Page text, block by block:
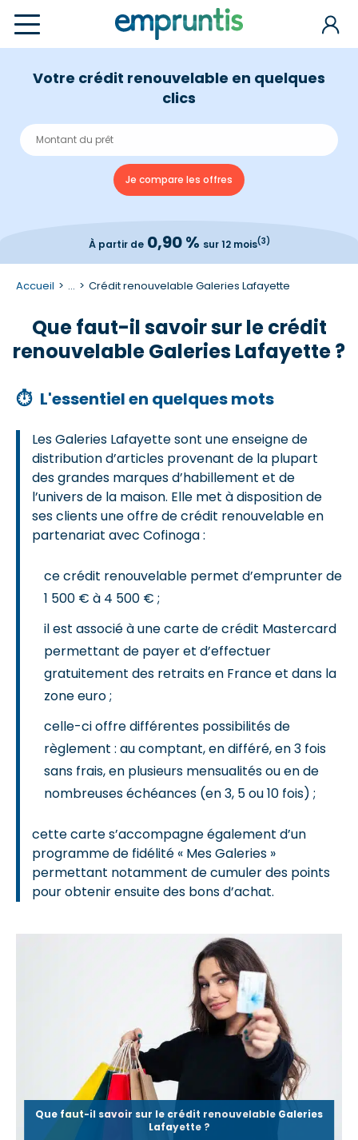
Votre crédit renouvelable en quelques
clics
À partir de0,90 % sur 12 mois(3)
Accueil ... Crédit renouvelable Galeries Lafayette
Que faut-il savoir sur le crédit
renouvelable Galeries Lafayette ?
⏱ L'essentiel en quelques mots
Les Galeries Lafayette sont une enseigne de
distribution d’articles provenant de la plupart
des grandes marques d’habillement et de
l’univers de la maison. Elle met à disposition de
ses clients une offre de crédit renouvelable en
partenariat avec Cofinoga :
ce crédit renouvelable permet d’emprunter de
1 500 € à 4 500 € ;
il est associé à une carte de crédit Mastercard
permettant de payer et d’effectuer
gratuitement des retraits en France et dans la
zone euro ;
celle-ci offre différentes possibilités de
règlement : au comptant, en différé, en 3 fois
sans frais, en plusieurs mensualités ou en de
nombreuses échéances (en 3, 5 ou 10 fois) ;
cette carte s’accompagne également d’un
programme de fidélité « Mes Galeries »
permettant notamment de cumuler des points
pour obtenir ensuite des bons d’achat.
Que faut-il savoir sur le crédit renouvelable Galeries
Lafayette ?